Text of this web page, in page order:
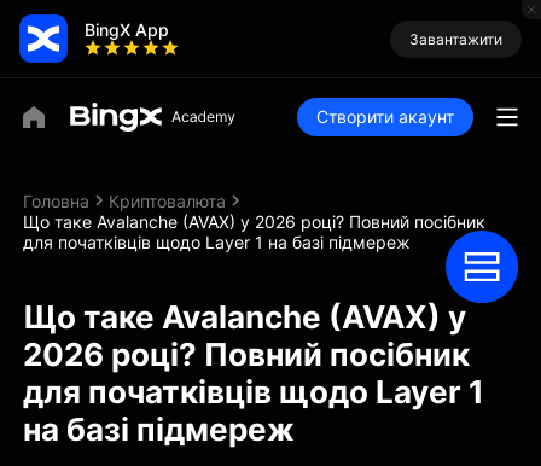
BingX App Завантажити
Створити акаунт
Головна
Криптовалюта
Що таке Avalanche (AVAX) у 2026 році? Повний посібник
для початківців щодо Layer 1 на базі підмереж
Що таке Avalanche (AVAX) у
2026 році? Повний посібник
для початківців щодо Layer 1
на базі підмереж